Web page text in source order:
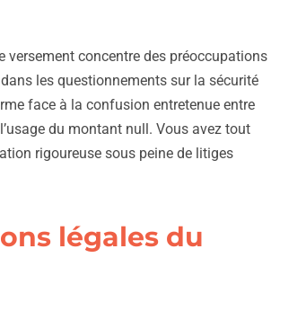
versement concentre des préoccupations
les questionnements sur la sécurité
face à la confusion entretenue entre
du montant null. Vous avez tout
rigoureuse sous peine de litiges
légales du